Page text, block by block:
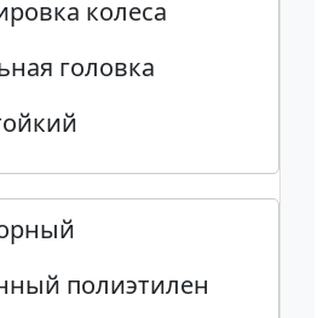
колеса
головка
полиэтилен